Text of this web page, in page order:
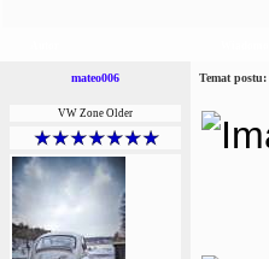
mateo006 Temat postu:
VW Zone Older